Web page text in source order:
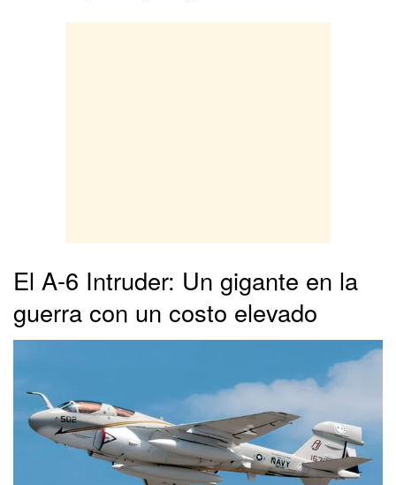
El A-6 Intruder: Un gigante en la
guerra con un costo elevado